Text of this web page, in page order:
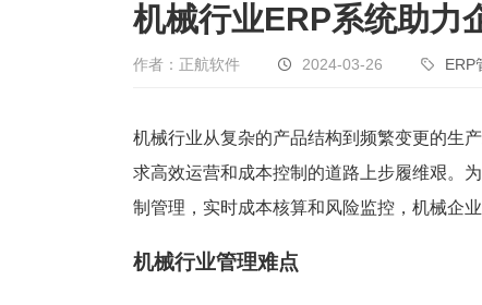
设备制造
非标自动化
电子制造
装备制造
机械行业
五金行业
电子贸易
元器件贸易
大宗贸易
IC贸易行业
项目型接单
机电设
机械制
机械行业ERP系统助力
作者：正航软件 2024-03-26 ERP
机械行业从复杂的产品结构到频繁变更的生
求高效运营和成本控制的道路上步履维艰。
制管理，实时成本核算和风险监控，机械企
机械行业管理难点